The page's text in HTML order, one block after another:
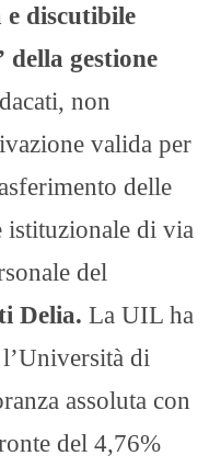
discutibile
della gestione
non
valida per
delle
istituzionale di via
del
Delia. La UIL ha
di
assoluta con
del 4,76%